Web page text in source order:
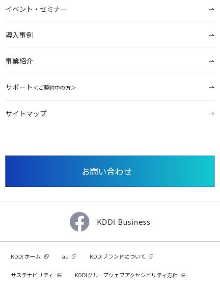
イベント・セミナー
導入事例
事業紹介
サポート＜ご契約中の方＞
サイトマップ
お問い合わせ
KDDI Business
KDDI ホーム au KDDIブランドについて
サステナビリティ KDDIグループウェブアクセシビリティ方針